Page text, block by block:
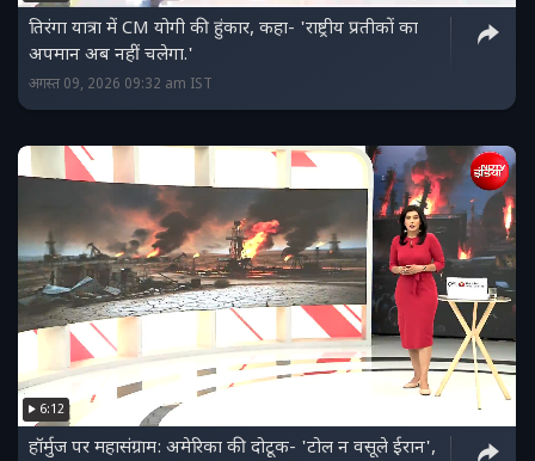
तिरंगा यात्रा में CM योगी की हुंकार, कहा- 'राष्ट्रीय प्रतीकों का
अपमान अब नहीं चलेगा.'
अगस्त 09, 2026 09:32 am IST
6:12
हॉर्मुज पर महासंग्राम: अमेरिका की दोटूक- 'टोल न वसूले ईरान',